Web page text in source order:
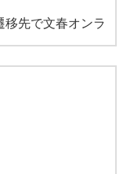
移先で文春オンラ